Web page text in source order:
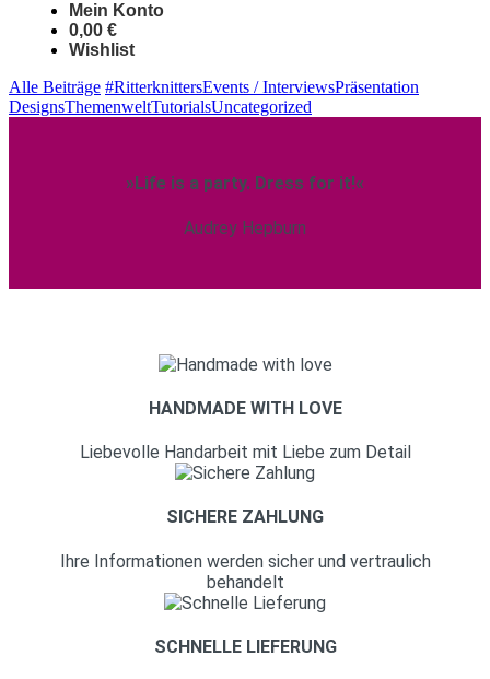
Mein Konto
0,00 €
Wishlist
Alle Beiträge #RitterknittersEvents / InterviewsPräsentation
DesignsThemenweltTutorialsUncategorized
»Life is a party. Dress for it!«
Audrey Hepburn
HANDMADE WITH LOVE
Liebevolle Handarbeit mit Liebe zum Detail
SICHERE ZAHLUNG
Ihre Informationen werden sicher und vertraulich
behandelt
SCHNELLE LIEFERUNG